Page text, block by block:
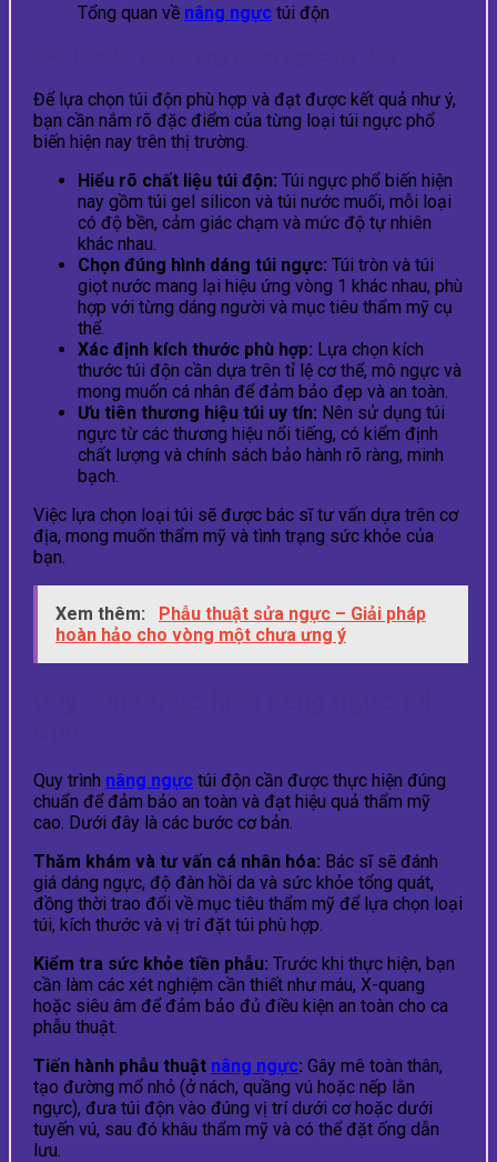
Tổng quan về nâng ngực túi độn
Để lựa chọn túi độn phù hợp và đạt được kết quả như ý,
bạn cần nắm rõ đặc điểm của từng loại túi ngực phổ
biến hiện nay trên thị trường.
Hiểu rõ chất liệu túi độn: Túi ngực phổ biến hiện
nay gồm túi gel silicon và túi nước muối, mỗi loại
có độ bền, cảm giác chạm và mức độ tự nhiên
khác nhau.
Chọn đúng hình dáng túi ngực: Túi tròn và túi
giọt nước mang lại hiệu ứng vòng 1 khác nhau, phù
hợp với từng dáng người và mục tiêu thẩm mỹ cụ
thể.
Xác định kích thước phù hợp: Lựa chọn kích
thước túi độn cần dựa trên tỉ lệ cơ thể, mô ngực và
mong muốn cá nhân để đảm bảo đẹp và an toàn.
Ưu tiên thương hiệu túi uy tín: Nên sử dụng túi
ngực từ các thương hiệu nổi tiếng, có kiểm định
chất lượng và chính sách bảo hành rõ ràng, minh
bạch.
Việc lựa chọn loại túi sẽ được bác sĩ tư vấn dựa trên cơ
địa, mong muốn thẩm mỹ và tình trạng sức khỏe của
bạn.
Xem thêm:
Phẫu thuật sửa ngực – Giải pháp
hoàn hảo cho vòng một chưa ưng ý
Quy trình nâng ngực túi độn cần được thực hiện đúng
chuẩn để đảm bảo an toàn và đạt hiệu quả thẩm mỹ
cao. Dưới đây là các bước cơ bản.
Thăm khám và tư vấn cá nhân hóa: Bác sĩ sẽ đánh
giá dáng ngực, độ đàn hồi da và sức khỏe tổng quát,
đồng thời trao đổi về mục tiêu thẩm mỹ để lựa chọn loại
túi, kích thước và vị trí đặt túi phù hợp.
Kiểm tra sức khỏe tiền phẫu: Trước khi thực hiện, bạn
cần làm các xét nghiệm cần thiết như máu, X-quang
hoặc siêu âm để đảm bảo đủ điều kiện an toàn cho ca
phẫu thuật.
Tiến hành phẫu thuật nâng ngực: Gây mê toàn thân,
tạo đường mổ nhỏ (ở nách, quầng vú hoặc nếp lằn
ngực), đưa túi độn vào đúng vị trí dưới cơ hoặc dưới
tuyến vú, sau đó khâu thẩm mỹ và có thể đặt ống dẫn
lưu.